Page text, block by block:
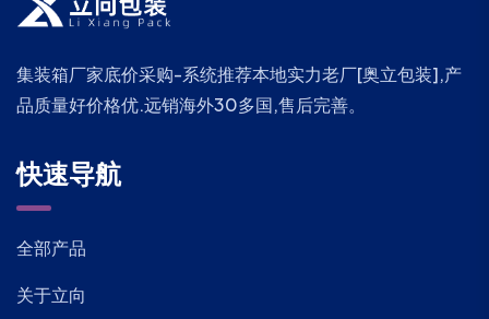
集装箱厂家底价采购-系统推荐本地实力老厂[奥立包装],产
品质量好价格优.远销海外30多国,售后完善。
快速导航
全部产品
关于立向